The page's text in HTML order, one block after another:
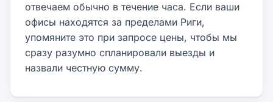
отвечаем обычно в течение часа. Если ваши
офисы находятся за пределами Риги,
упомяните это при запросе цены, чтобы мы
сразу разумно спланировали выезды и
назвали честную сумму.